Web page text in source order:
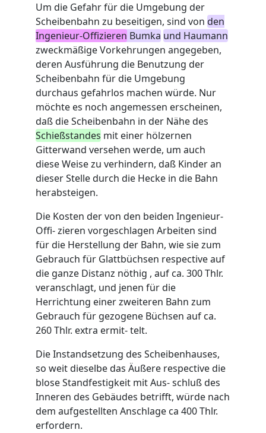
Um die Gefahr für die Umgebung der
Scheibenbahn zu beseitigen, sind vonden
Ingenieur-Offizieren Bumka und Haumann
zweckmäßige Vorkehrungen angegeben,
deren Ausführung die Benutzung der
Scheibenbahn für die Umgebung
durchaus gefahrlos machen würde. Nur
möchte es noch angemessen erscheinen,
daß die Scheibenbahn in der Nähe des
Schießstandes mit einer hölzernen
Gitterwand versehen werde, um auch
diese Weise zu verhindern, daß Kinder an
dieser Stelle durch die Hecke in die Bahn
herabsteigen.
Die Kosten der von den beiden Ingenieur-
Offi- zieren vorgeschlagen Arbeiten sind
für die Herstellung der Bahn, wie sie zum
Gebrauch für Glattbüchsen respective auf
die ganze Distanz nöthig , auf ca. 300 Thlr.
veranschlagt, und jenen für die
Herrichtung einer zweiteren Bahn zum
Gebrauch für gezogene Büchsen auf ca.
260 Thlr. extra ermit- telt.
Die Instandsetzung des Scheibenhauses,
so weit dieselbe das Äußere respective die
blose Standfestigkeit mit Aus- schluß des
Inneren des Gebäudes betrifft, würde nach
dem aufgestellten Anschlage ca 400 Thlr.
erfordern.